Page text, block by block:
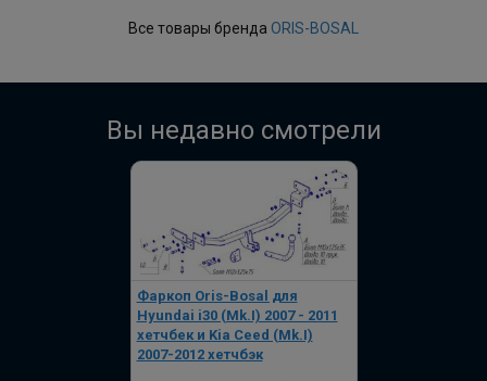
Все товары бренда ORIS-BOSAL
Вы недавно смотрели
Фаркоп Oris-Bosal для
Hyundai i30 (Mk.I) 2007 - 2011
хетчбек и Kia Ceed (Mk.I)
2007-2012 хетчбэк